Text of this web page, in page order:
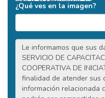
¿Qué ves en la imagen?